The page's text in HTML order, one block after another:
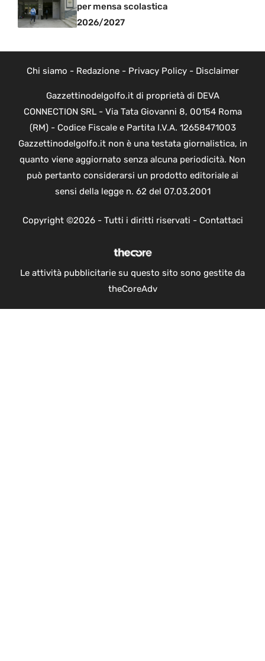
per mensa scolastica
2026/2027
Chi siamo - Redazione- Privacy Policy- Disclaimer
Gazzettinodelgolfo.it di proprietà di DEVA
CONNECTION SRL - Via Tata Giovanni 8, 00154 Roma
(RM) - Codice Fiscale e Partita I.V.A. 12658471003
Gazzettinodelgolfo.it non è una testata giornalistica, in
quanto viene aggiornato senza alcuna periodicità. Non
può pertanto considerarsi un prodotto editoriale ai
sensi della legge n. 62 del 07.03.2001
Copyright ©2026 - Tutti i diritti riservati - Contattaci
Le attività pubblicitarie su questo sito sono gestite da
theCoreAdv